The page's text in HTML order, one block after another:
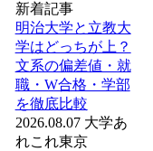
新着記事
明治大学と立教大
学はどっちが上？
文系の偏差値・就
職・W合格・学部
を徹底比較
2026.08.07 大学あ
れこれ東京